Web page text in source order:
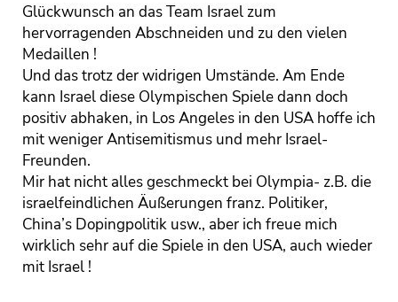
Glückwunsch an das Team Israel zum
hervorragenden Abschneiden und zu den vielen
Medaillen !
Und das trotz der widrigen Umstände. Am Ende
kann Israel diese Olympischen Spiele dann doch
positiv abhaken, in Los Angeles in den USA hoffe ich
mit weniger Antisemitismus und mehr Israel-
Freunden.
Mir hat nicht alles geschmeckt bei Olympia- z.B. die
israelfeindlichen Äußerungen franz. Politiker,
China’s Dopingpolitik usw., aber ich freue mich
wirklich sehr auf die Spiele in den USA, auch wieder
mit Israel !